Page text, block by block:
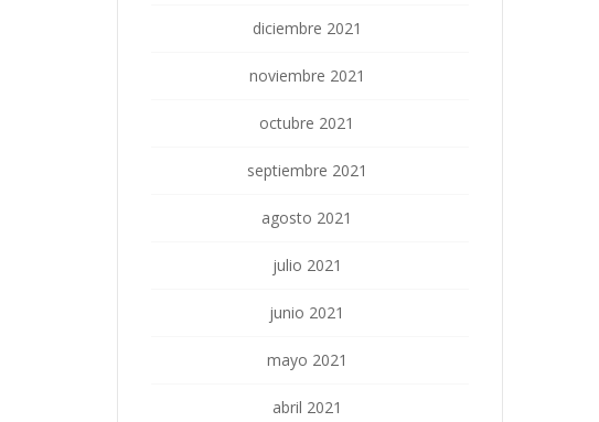
diciembre 2021
noviembre 2021
octubre 2021
septiembre 2021
agosto 2021
julio 2021
junio 2021
mayo 2021
abril 2021